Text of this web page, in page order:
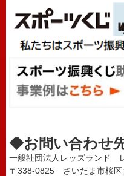
◆お問い合わせ
一般社団法人レッズランド
〒338-0825 さいたま市桜区